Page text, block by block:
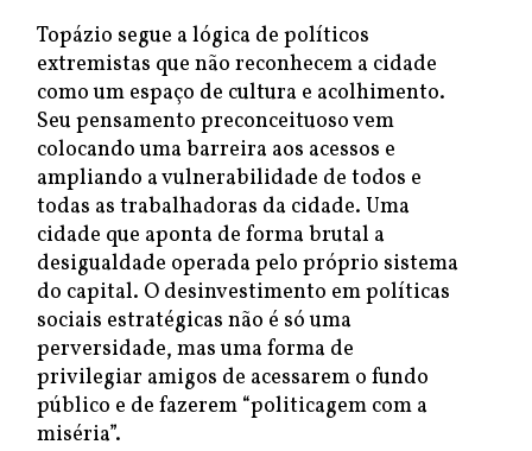
Topázio segue a lógica de políticos
extremistas que não reconhecem a cidade
como um espaço de cultura e acolhimento.
Seu pensamento preconceituoso vem
colocando uma barreira aos acessos e
ampliando a vulnerabilidade de todos e
todas as trabalhadoras da cidade. Uma
cidade que aponta de forma brutal a
desigualdade operada pelo próprio sistema
do capital. O desinvestimento em políticas
sociais estratégicas não é só uma
perversidade, mas uma forma de
privilegiar amigos de acessarem o fundo
público e de fazerem “politicagem com a
miséria”.